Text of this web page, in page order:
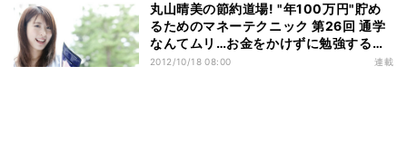
丸山晴美の節約道場! "年100万円"貯め
るためのマネーテクニック 第26回 通学
なんてムリ…お金をかけずに勉強するに
は?
2012/10/18 08:00 連載